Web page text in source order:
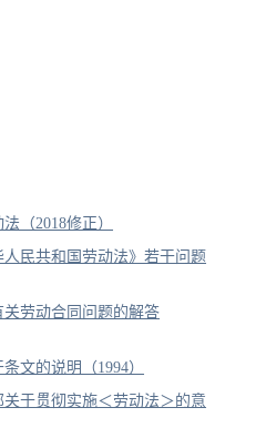
（2018修正）
民共和国劳动法》若干问题
劳动合同问题的解答
文的说明（1994）
于贯彻实施＜劳动法＞的意